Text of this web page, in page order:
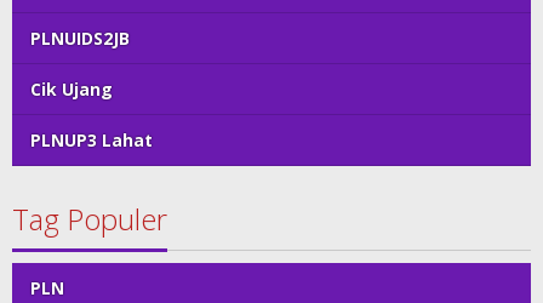
PLNUIDS2JB
Cik Ujang
PLNUP3 Lahat
Tag Populer
PLN